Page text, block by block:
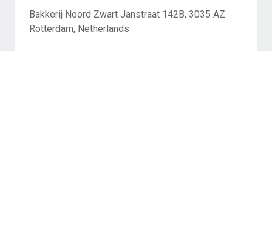
Bakkerij Noord Zwart Janstraat 142B, 3035 AZ
Rotterdam, Netherlands